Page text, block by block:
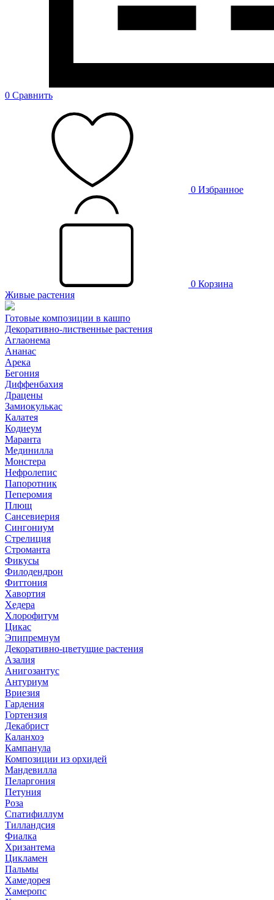
0 Сравнить
0 Избранное
0 Корзина
Живые растения
Готовые композиции в кашпо
Декоративно-лиственные растения
Аглаонема
Ананас
Арека
Бегония
Диффенбахия
Драцены
Замиокулькас
Калатея
Кодиеум
Маранта
Мединилла
Монстера
Нефролепис
Папоротник
Пеперомия
Плющ
Сансевиерия
Сингониум
Стрелиция
Строманта
Фикусы
Филодендрон
Фиттония
Хавортия
Хедера
Хлорофитум
Цикас
Эпипремнум
Декоративно-цветущие растения
Азалия
Анигозантус
Антуриум
Вриезия
Гардения
Гортензия
Декабрист
Каланхоэ
Кампанула
Композиции из орхидей
Мандевилла
Пеларгония
Петуния
Роза
Спатифиллум
Тилландсия
Фиалка
Хризантема
Цикламен
Пальмы
Хамедорея
Хамеропс